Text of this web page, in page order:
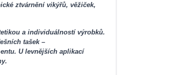
ztvárnění vikýřů, věžiček,
a individuálností výrobků.
tašek –
U levnějších aplikací